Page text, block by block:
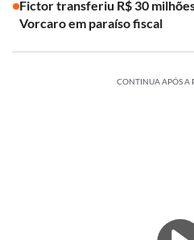
Fictor transferiu R$ 30
Vorcaro em paraíso fiscal
CONTINUA APÓS A